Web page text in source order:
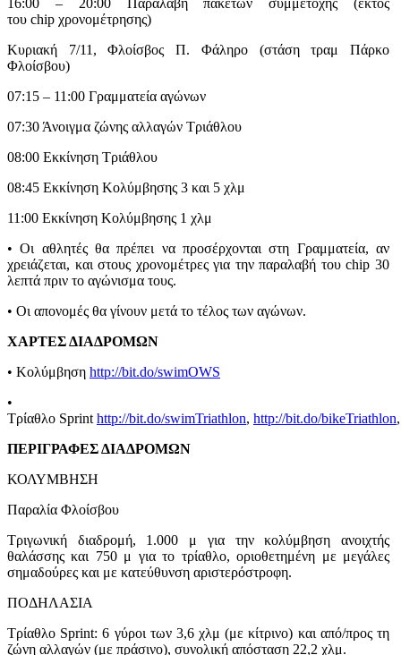
του chip χρονομέτρησης)
Κυριακή 7/11, Φλοίσβος Π. Φάληρο (στάση τραμ Πάρκο
Φλοίσβου)
07:15 – 11:00 Γραμματεία αγώνων
07:30 Άνοιγμα ζώνης αλλαγών Τριάθλου
08:00 Εκκίνηση Τριάθλου
08:45 Εκκίνηση Κολύμβησης 3 και 5 χλμ
11:00 Εκκίνηση Κολύμβησης 1 χλμ
• Οι αθλητές θα πρέπει να προσέρχονται στη Γραμματεία, αν
χρειάζεται, και στους χρονομέτρες για την παραλαβή του chip 30
λεπτά πριν το αγώνισμα τους.
• Οι απονομές θα γίνουν μετά το τέλος των αγώνων.
ΧΑΡΤΕΣ ΔΙΑΔΡΟΜΩΝ
• Κολύμβηση http://bit.do/swimOWS
•
Τρίαθλο Sprint http://bit.do/swimTriathlon, http://bit.do/bikeTriathlon
ΠΕΡΙΓΡΑΦΕΣ ΔΙΑΔΡΟΜΩΝ
ΚΟΛΥΜΒΗΣΗ
Παραλία Φλοίσβου
Τριγωνική διαδρομή, 1.000 μ για την κολύμβηση ανοιχτής
θαλάσσης και 750 μ για το τρίαθλο, οριοθετημένη με μεγάλες
σημαδούρες και με κατεύθυνση αριστερόστροφη.
ΠΟΔΗΛΑΣΙΑ
Τρίαθλο Sprint: 6 γύροι των 3,6 χλμ (με κίτρινο) και από/προς τη
ζώνη αλλαγών (με πράσινο), συνολική απόσταση 22,2 χλμ.